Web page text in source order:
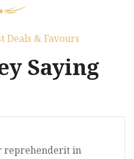
Deals & Favours
Saying
reprehenderit in